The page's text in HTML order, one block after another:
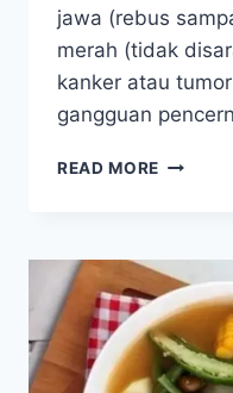
jawa (rebus
merah (tidak
kanker atau
gangguan
READ MORE SAYUR